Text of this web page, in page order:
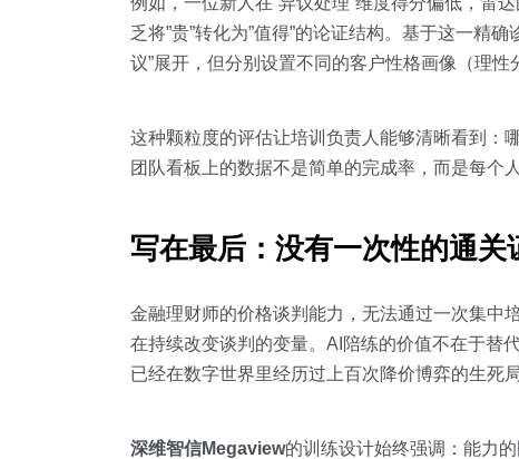
乏将”贵”转化为”值得”的论证结构。基于这一精
议”展开，但分别设置不同的客户性格画像（理
这种颗粒度的评估让培训负责人能够清晰看到：
团队看板上的数据不是简单的完成率，而是每个
写在最后：没有一次性的通关
金融理财师的价格谈判能力，无法通过一次集中
在持续改变谈判的变量。AI陪练的价值不在于替
已经在数字世界里经历过上百次降价博弈的生死局
深维智信Megaview的训练设计始终强调：能力